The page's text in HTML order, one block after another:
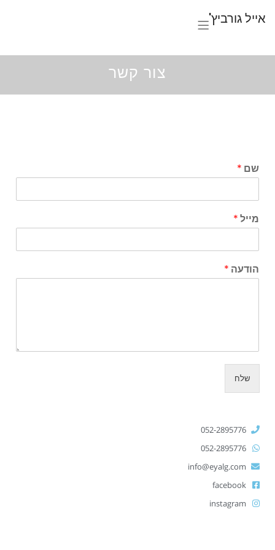
אייל גורביץ'
צור קשר
שם *
מייל*
הודעה *
שלח
052-2895776
052-2895776
info@eyalg.com
facebook
instagram